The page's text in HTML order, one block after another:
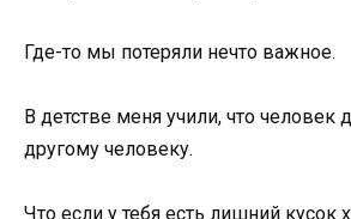
Где-то мы потеряли нечто важное.
В детстве меня учили, что человек
другому человеку.
Что если у тебя есть лишний кусок